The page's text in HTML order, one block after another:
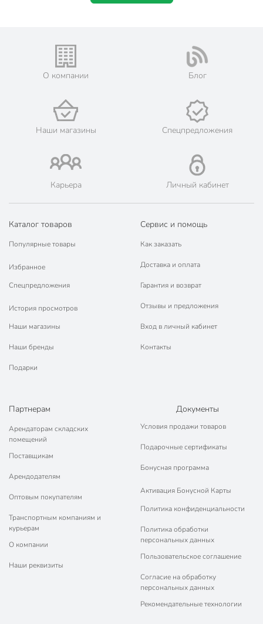
О компании Блог
Наши магазины Спецпредложения
Карьера Личный кабинет
Каталог товаров
Популярные товары
Избранное
Спецпредложения
История просмотров
Наши магазины
Наши бренды
Подарки
Сервис и помощь
Как заказать
Доставка и оплата
Гарантия и возврат
Отзывы и предложения
Вход в личный кабинет
Контакты
Партнерам
Арендаторам складских
помещений
Поставщикам
Арендодателям
Оптовым покупателям
Транспортным компаниям и
курьерам
О компании
Наши реквизиты
Документы
Условия продажи товаров
Подарочные сертификаты
Бонусная программа
Активация Бонусной Карты
Политика конфиденциальности
Политика обработки
персональных данных
Пользовательское соглашение
Согласие на обработку
персональных данных
Рекомендательные технологии